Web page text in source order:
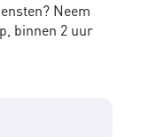
Neem
binnen 2 uur